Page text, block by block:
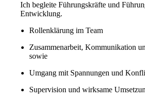
Ich begleite Führungskräfte und
Entwicklung.
Rollenklärung im Team
Zusammenarbeit, Kommunikation
sowie
Umgang mit Spannungen und
Supervision und wirksame